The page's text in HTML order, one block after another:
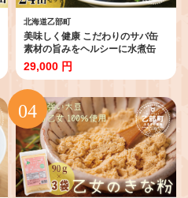
北海道乙部町
美味しく健康 こだわりのサバ缶
素材の旨みをヘルシーに水煮缶
【笹谷商店さば水煮缶：24缶】＜
スピード発送 たっぷり24缶 さば
缶 サバ缶 190g 北海道 国産 北海
道産 道産 笹谷商店 釧之助 缶詰 魚
介 魚介類 海産物 非常食 備蓄 防災
キャンプ 常温 人気 ランキング ふ
るさと納税 贈答品 景品 粗品 手土
産 祝い ギフト惣菜 和食 弁当 笹谷
商店 水煮 塩 晩酌 父の日 ＞
29,000 円